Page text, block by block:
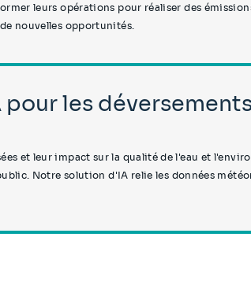
leurs opérations pour réaliser des
nouvelles opportunités.
pour les
et leur impact sur la qualité de l'eau et
Notre solution d'IA relie les données